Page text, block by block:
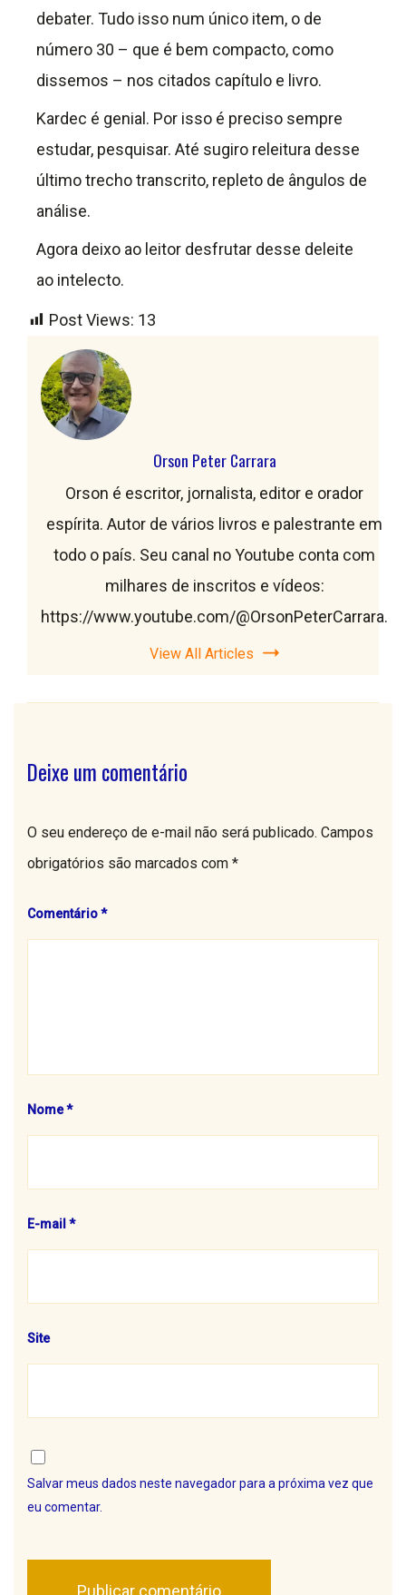
debater. Tudo isso num único item, o de
número 30 – que é bem compacto, como
dissemos – nos citados capítulo e livro.
Kardec é genial. Por isso é preciso sempre
estudar, pesquisar. Até sugiro releitura desse
último trecho transcrito, repleto de ângulos de
análise.
Agora deixo ao leitor desfrutar desse deleite
ao intelecto.
Post Views: 13
Orson Peter Carrara
Orson é escritor, jornalista, editor e orador
espírita. Autor de vários livros e palestrante em
todo o país. Seu canal no Youtube conta com
milhares de inscritos e vídeos:
https://www.youtube.com/@OrsonPeterCarrara.
View All Articles
Deixe um comentário
O seu endereço de e-mail não será publicado. Campos
obrigatórios são marcados com *
Comentário*
Nome*
E-mail *
Site
Salvar meus dados neste navegador para a próxima vez que
eu comentar.